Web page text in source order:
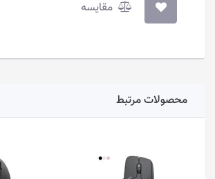
مقایسه
محصولات مرتبط